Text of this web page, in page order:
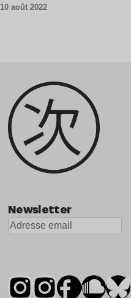
10 août 2022
Newsletter